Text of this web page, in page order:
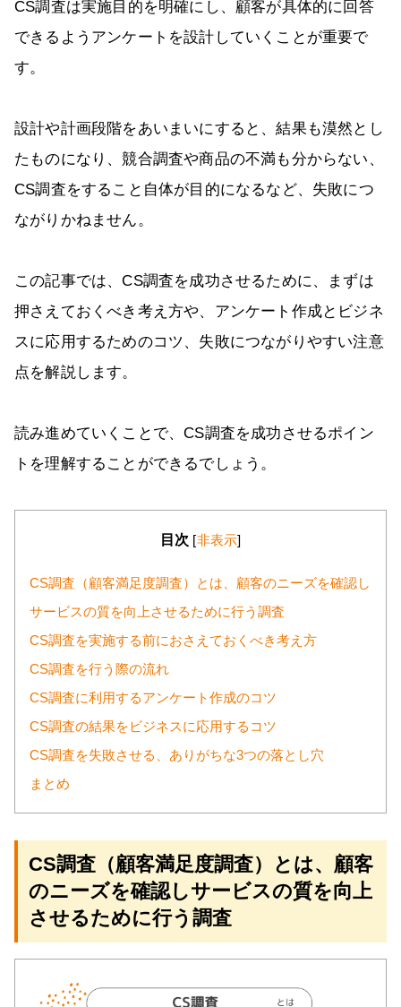
CS調査は実施目的を明確にし、顧客が具体的に回答
できるようアンケートを設計していくことが重要で
す。
設計や計画段階をあいまいにすると、結果も漠然とし
たものになり、競合調査や商品の不満も分からない、
CS調査をすること自体が目的になるなど、失敗につ
ながりかねません。
この記事では、CS調査を成功させるために、まずは
押さえておくべき考え方や、アンケート作成とビジネ
スに応用するためのコツ、失敗につながりやすい注意
点を解説します。
読み進めていくことで、CS調査を成功させるポイン
トを理解することができるでしょう。
目次 [非表示]
CS調査（顧客満足度調査）とは、顧客のニーズを確認し
サービスの質を向上させるために行う調査
CS調査を実施する前におさえておくべき考え方
CS調査を行う際の流れ
CS調査に利用するアンケート作成のコツ
CS調査の結果をビジネスに応用するコツ
CS調査を失敗させる、ありがちな3つの落とし穴
まとめ
CS調査（顧客満足度調査）とは、顧客
のニーズを確認しサービスの質を向上
させるために行う調査